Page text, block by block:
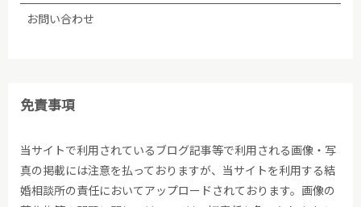
2005年04月01日制定
2011年07月01日改訂
お問い合わせ
免責事項
当サイトで利用されているブログ記事等で利用される画像・写
真の掲載には注意を払っておりますが、当サイトを利用する結
婚相談所の責任においてアップロードされております。画像の